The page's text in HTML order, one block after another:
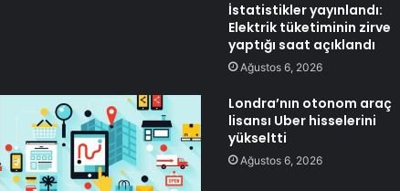
İstatistikler yayınlandı:
Elektrik tüketiminin zirve
yaptığı saat açıklandı
Ağustos 6, 2026
Londra’nın otonom araç
lisansı Uber hisselerini
yükseltti
Ağustos 6, 2026